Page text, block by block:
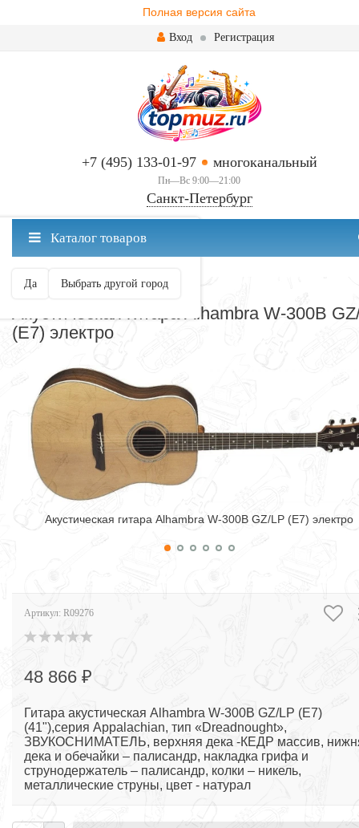
Полная версия сайта
Вход Регистрация
+7 (495) 133-01-97 многоканальный
Пн—Вс 9:00—21:00
Санкт-Петербург
Санкт-Петербург ваш город?
Да Выбрать другой город
Каталог товаров
ЭЛЕКТРОАКУСТИЧЕСКИЕ
Акустическая гитара Alhambra W-300B
(E7) электро
Акустическая гитара Alhambra W-300B GZ/LP (E7) электро
Артикул: R09276
48 866 ₽
Гитара акустическая Alhambra W-300B GZ/LP (E7)
(41"),серия Appalachian, тип «Dreadnought»,
ЗВУКОСНИМАТЕЛЬ, верхняя дека -КЕДР массив,
дека и обечайки – палисандр, накладка грифа и
струнодержатель – палисандр, колки – никель,
металлические струны, цвет - натурал